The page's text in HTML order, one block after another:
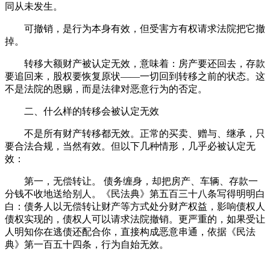
同从未发生。
可撤销，是行为本身有效，但受害方有权请求法院把它撤
掉。
转移大额财产被认定无效，意味着：房产要还回去，存款
要追回来，股权要恢复原状——一切回到转移之前的状态。这
不是法院的恩赐，而是法律对恶意行为的否定。
二、什么样的转移会被认定无效
不是所有财产转移都无效。正常的买卖、赠与、继承，只
要合法合规，当然有效。但以下几种情形，几乎必被认定无
效：
第一，无偿转让。 债务缠身，却把房产、车辆、存款一
分钱不收地送给别人。《民法典》第五百三十八条写得明明白
白：债务人以无偿转让财产等方式处分财产权益，影响债权人
债权实现的，债权人可以请求法院撤销。更严重的，如果受让
人明知你在逃债还配合你，直接构成恶意串通，依据《民法
典》第一百五十四条，行为自始无效。